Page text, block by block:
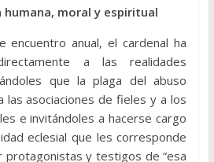
moral y espiritual
encuentro anual, el cardenal ha
a las realidades
que la plaga del abuso
las asociaciones de fieles y a los
e invitándoles a hacerse cargo
eclesial que les corresponde
protagonistas y testigos de “esa